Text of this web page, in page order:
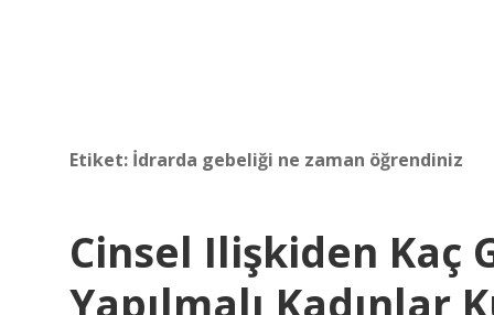
Etiket: İdrarda gebeliği ne zaman öğrendiniz
Cinsel Ilişkiden Kaç
Yapılmalı Kadınlar